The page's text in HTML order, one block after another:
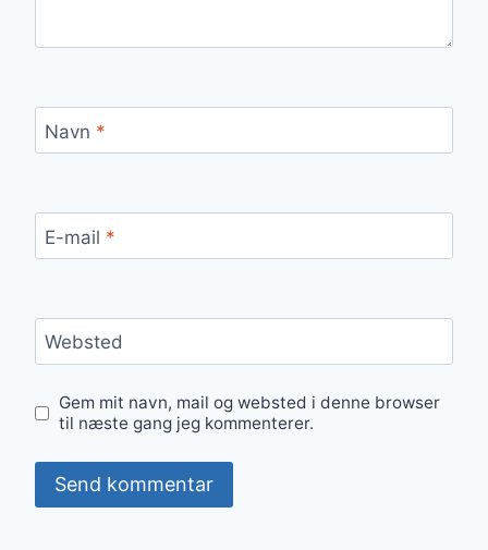
Navn *
E-mail *
Websted
Gem mit navn, mail og websted i denne browser
til næste gang jeg kommenterer.